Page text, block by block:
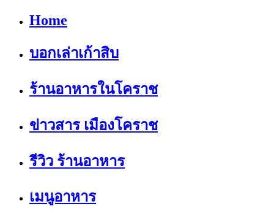
Home
บอกเล่าเก้าสิบ
ร้านอาหารในโคราช
ข่าวสาร เมืองโคราช
รีวิว ร้านอาหาร
เมนูอาหาร